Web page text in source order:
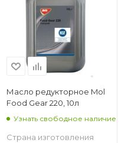
Масло редукторное Mol
Food Gear 220, 10л
Узнать свободное наличие
Страна изготовления